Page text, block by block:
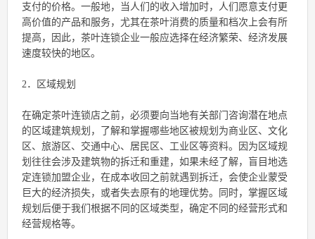
支付的价格。一般地，当人们的收入增加时，人们愿意支付更
高价值的产品和服务，尤其在茶叶消费的质量和档次上会有所
提高，因此，茶叶连锁企业一般应选择在经济繁荣、经济发展
速度较快的地区。
2．区域规划
在确定茶叶连锁店之前，必须要向当地有关部门咨询潜在地点
的区域建筑规划，了解和掌握哪些地区被规划为商业区、文化
区、旅游区、交通中心、居民区、工业区等资料。因为区域规
划往往会涉及建筑物的拆迁和重建，如果未经了解，盲目地选
定连锁加盟企业，在成本收回之前就遇到拆迁，会使企业蒙受
巨大的经济损失，或者失去原有的地理优势。同时，掌握区域
规划后便于我们根据不同的区域类型，确定不同的经营形式和
经营规格等。